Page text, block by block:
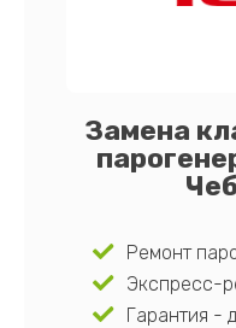
Замена
Ремонт
Экспресс-
Гарантия -